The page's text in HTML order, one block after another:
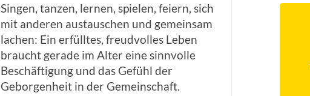
Singen, tanzen, lernen, spielen, feiern, sich
mit anderen austauschen und gemeinsam
lachen: Ein erfülltes, freudvolles Leben
braucht gerade im Alter eine sinnvolle
Beschäftigung und das Gefühl der
Geborgenheit in der Gemeinschaft.